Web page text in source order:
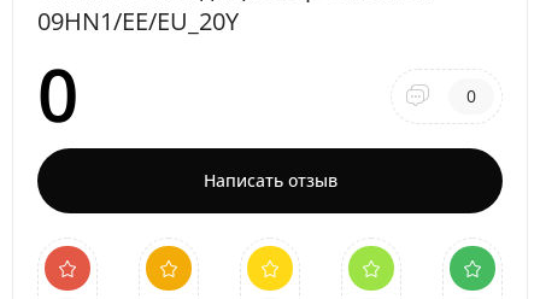
09HN1/EE/EU_20Y
0 0
Написать отзыв